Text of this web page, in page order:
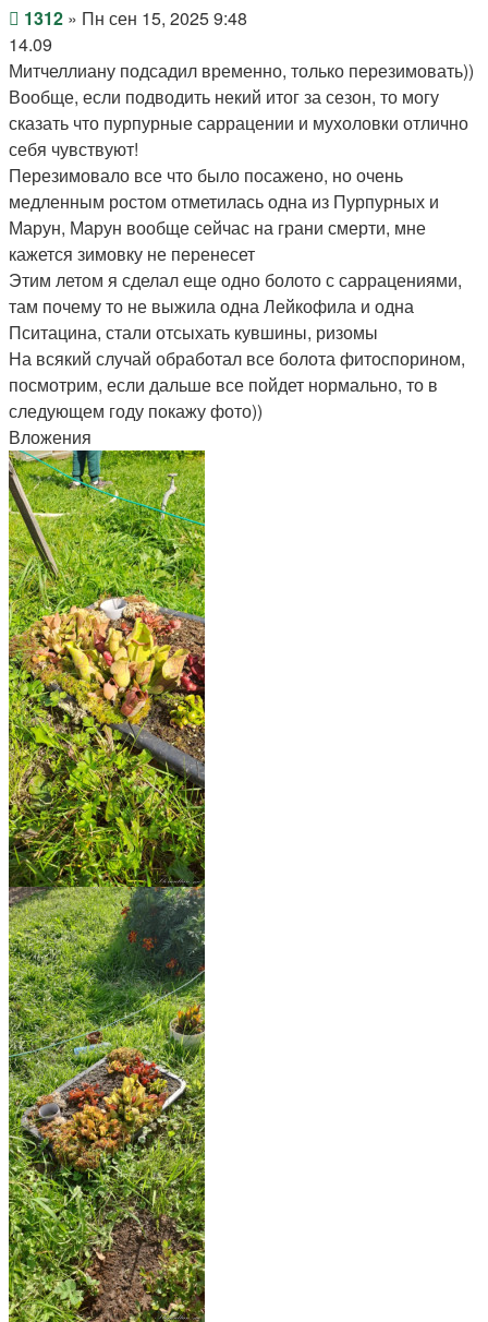
Сообщение
1312 » Пн сен 15, 2025 9:48
14.09
Митчеллиану подсадил временно, только перезимовать))
Вообще, если подводить некий итог за сезон, то могу
сказать что пурпурные саррацении и мухоловки отлично
себя чувствуют!
Перезимовало все что было посажено, но очень
медленным ростом отметилась одна из Пурпурных и
Марун, Марун вообще сейчас на грани смерти, мне
кажется зимовку не перенесет
Этим летом я сделал еще одно болото с саррацениями,
там почему то не выжила одна Лейкофила и одна
Пситацина, стали отсыхать кувшины, ризомы
На всякий случай обработал все болота фитоспорином,
посмотрим, если дальше все пойдет нормально, то в
следующем году покажу фото))
Вложения